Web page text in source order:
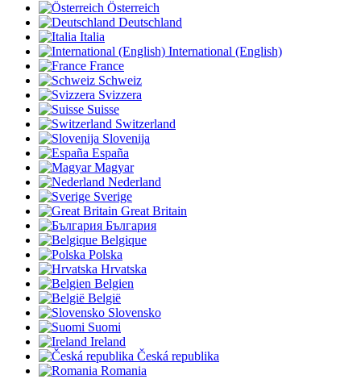
Österreich
Deutschland
Italia
International (English)
France
Schweiz
Svizzera
Suisse
Switzerland
Slovenija
España
Magyar
Nederland
Sverige
Great Britain
България
Belgique
Polska
Hrvatska
Belgien
België
Slovensko
Suomi
Ireland
Česká republika
Romania